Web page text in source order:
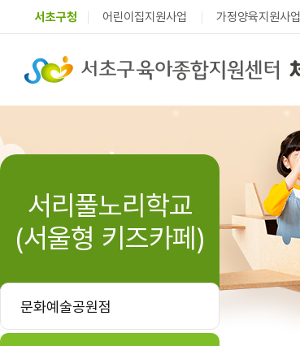
서초구청 어린이집지원사업 가정양육지원사업
서리풀노리학교
(서울형 키즈카페)
문화예술공원점